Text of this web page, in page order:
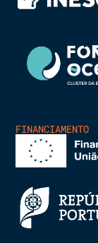
FINANCIAMENTO